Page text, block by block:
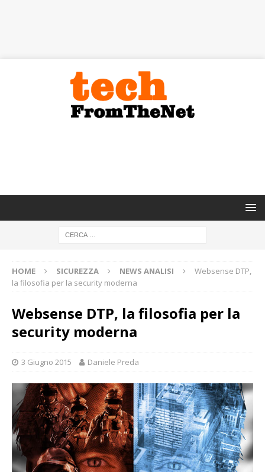
HOME SICUREZZA NEWS ANALISI
Websense DTP,
la filosofia per la security moderna
Websense DTP, la filosofia per la
security moderna
3 Giugno 2015 Daniele Preda